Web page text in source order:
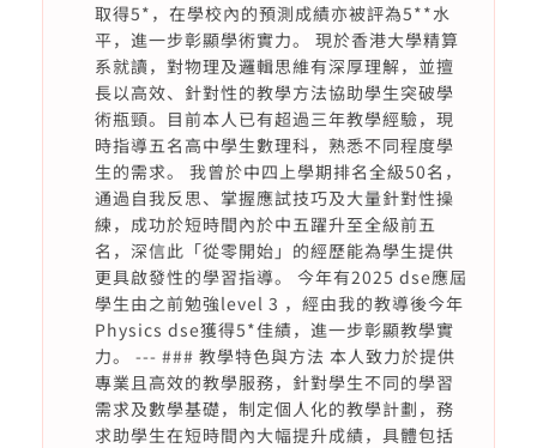
取得5*，在學校內的預測成績亦被評為5**水
平，進一步彰顯學術實力。 現於香港大學精算
系就讀，對物理及邏輯思維有深厚理解，並擅
長以高效、針對性的教學方法協助學生突破學
術瓶頸。目前本人已有超過三年教學經驗，現
時指導五名高中學生數理科，熟悉不同程度學
生的需求。 我曾於中四上學期排名全級50名，
通過自我反思、掌握應試技巧及大量針對性操
練，成功於短時間內於中五躍升至全級前五
名，深信此「從零開始」的經歷能為學生提供
更具啟發性的學習指導。 今年有2025 dse應屆
學生由之前勉強level 3 ，經由我的教導後今年
Physics dse獲得5*佳績，進一步彰顯教學實
力。 --- ### 教學特色與方法 本人致力於提供
專業且高效的教學服務，針對學生不同的學習
需求及數學基礎，制定個人化的教學計劃，務
求助學生在短時間內大幅提升成績，具體包括